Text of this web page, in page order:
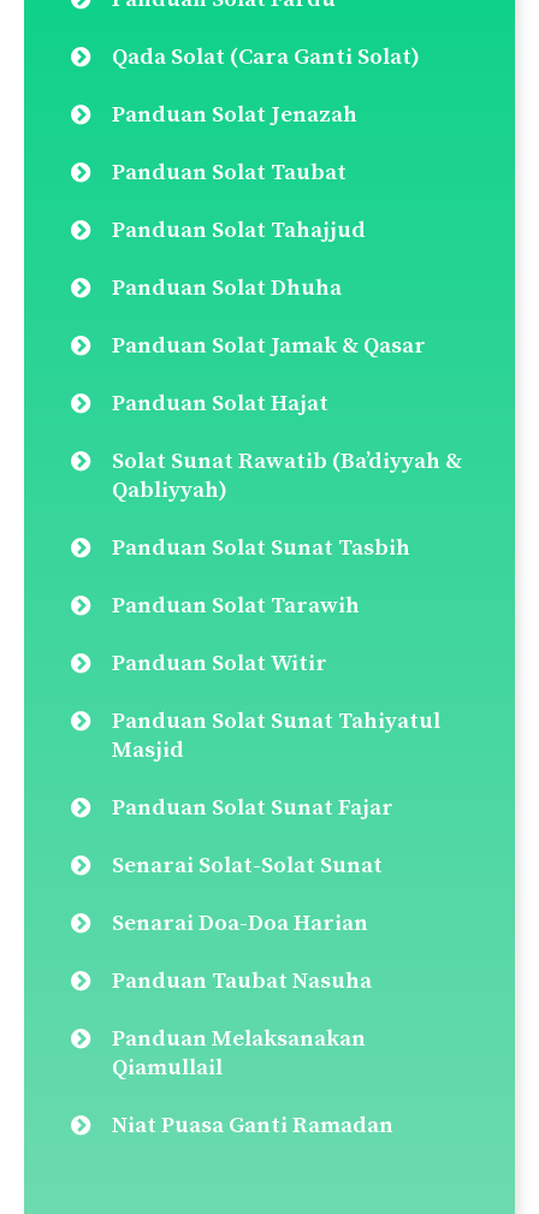
Qada Solat (Cara Ganti Solat)
Panduan Solat Jenazah
Panduan Solat Taubat
Panduan Solat Tahajjud
Panduan Solat Dhuha
Panduan Solat Jamak & Qasar
Panduan Solat Hajat
Solat Sunat Rawatib (Ba’diyyah &
Qabliyyah)
Panduan Solat Sunat Tasbih
Panduan Solat Tarawih
Panduan Solat Witir
Panduan Solat Sunat Tahiyatul
Masjid
Panduan Solat Sunat Fajar
Senarai Solat-Solat Sunat
Senarai Doa-Doa Harian
Panduan Taubat Nasuha
Panduan Melaksanakan
Qiamullail
Niat Puasa Ganti Ramadan